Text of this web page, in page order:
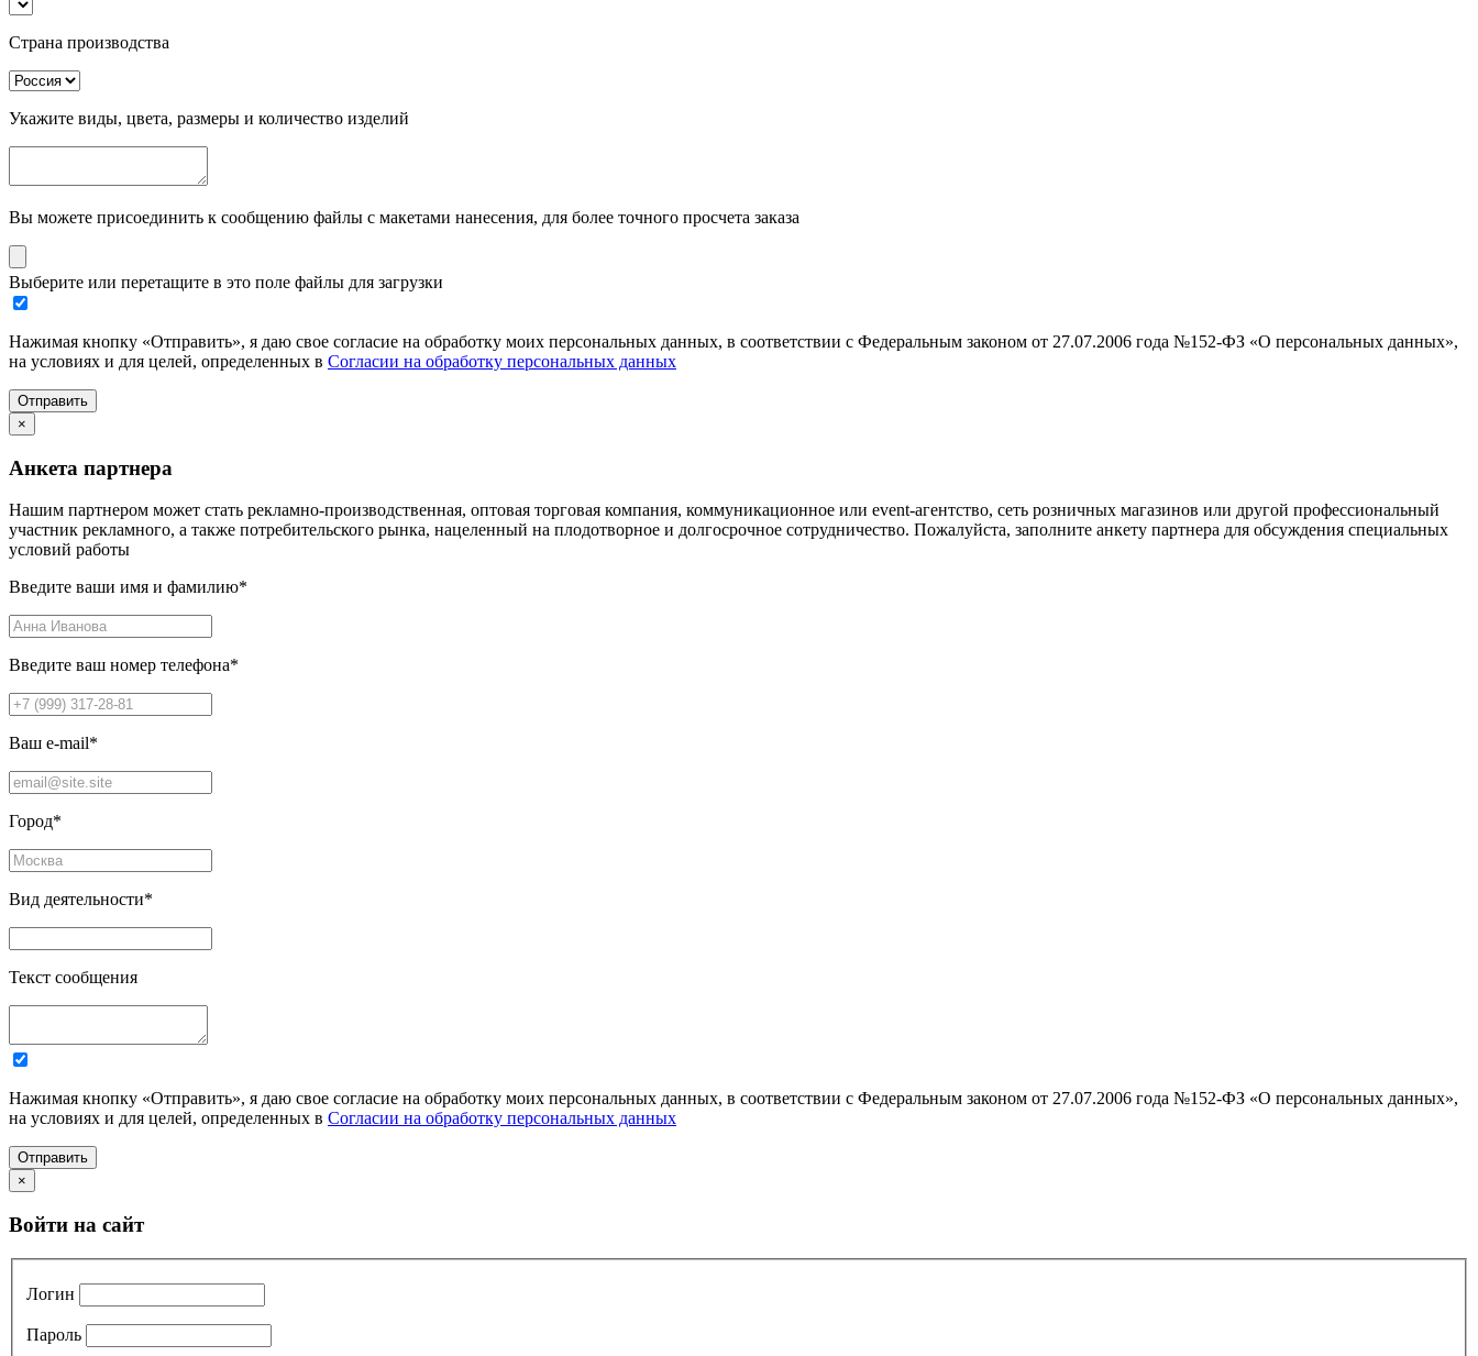
Страна производства
Укажите виды, цвета, размеры и количество изделий
Вы можете присоединить к сообщению файлы с макетами нанесения, для более точного просчета заказа
Выберите или перетащите в это поле файлы для загрузки
Нажимая кнопку «Отправить», я даю свое согласие на обработку моих персональных данных, в соответствии с Федеральным законом от 27.07.2006 года №152-ФЗ «О персональных данных»,
на условиях и для целей, определенных в Согласии на обработку персональных данных
Отправить
×
Анкета партнера
Нашим партнером может стать рекламно-производственная, оптовая торговая компания, коммуникационное или event-агентство, сеть розничных магазинов или другой профессиональный
участник рекламного, а также потребительского рынка, нацеленный на плодотворное и долгосрочное сотрудничество. Пожалуйста, заполните анкету партнера для обсуждения специальных
условий работы
Введите ваши имя и фамилию*
Введите ваш номер телефона*
Ваш e-mail*
Город*
Вид деятельности*
Текст сообщения
Нажимая кнопку «Отправить», я даю свое согласие на обработку моих персональных данных, в соответствии с Федеральным законом от 27.07.2006 года №152-ФЗ «О персональных данных»,
на условиях и для целей, определенных в Согласии на обработку персональных данных
Отправить
×
Войти на сайт
Логин
Пароль